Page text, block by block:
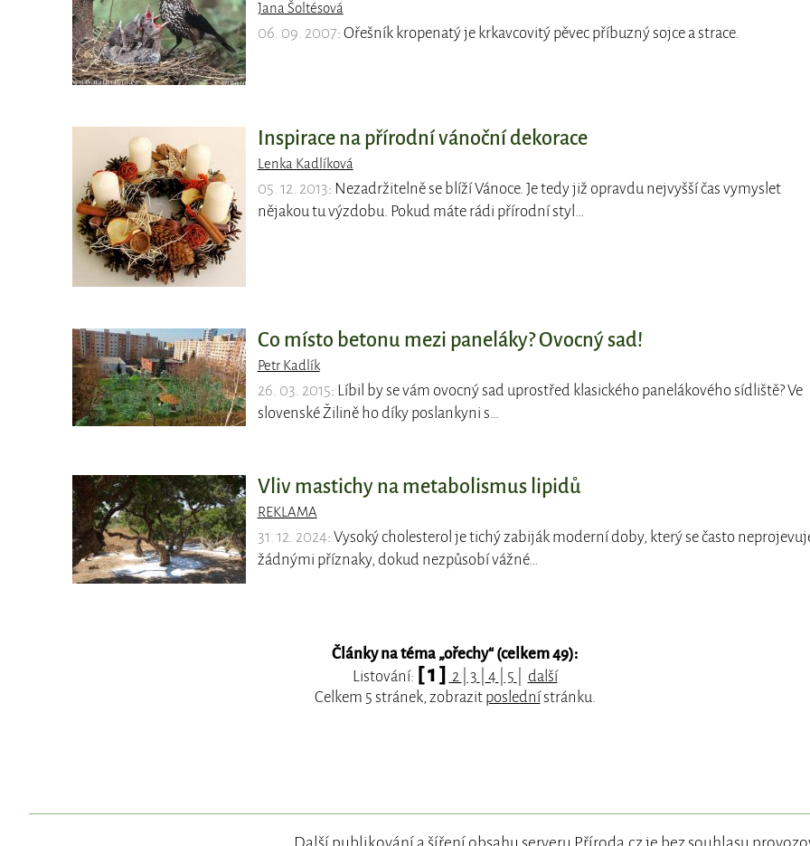
Jana Šoltésová
06. 09. 2007: Ořešník kropenatý je krkavcovitý pěvec příbuzný sojce a strace.
Inspirace na přírodní vánoční dekorace
Lenka Kadlíková
05. 12. 2013: Nezadržitelně se blíží Vánoce. Je tedy již opravdu nejvyšší čas vymyslet
nějakou tu výzdobu. Pokud máte rádi přírodní styl…
Co místo betonu mezi paneláky? Ovocný sad!
Petr Kadlík
26. 03. 2015: Líbil by se vám ovocný sad uprostřed klasického panelákového sídliště? Ve
slovenské Žilině ho díky poslankyni s…
Vliv mastichy na metabolismus lipidů
REKLAMA
31. 12. 2024: Vysoký cholesterol je tichý zabiják moderní doby, který se často
žádnými příznaky, dokud nezpůsobí vážné…
Články na téma „ořechy“ (celkem 49):
Listování: [ 1 ] 2 3 4 5
další
Celkem 5 stránek, zobrazit poslednístránku.